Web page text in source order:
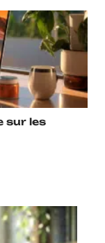
sur les